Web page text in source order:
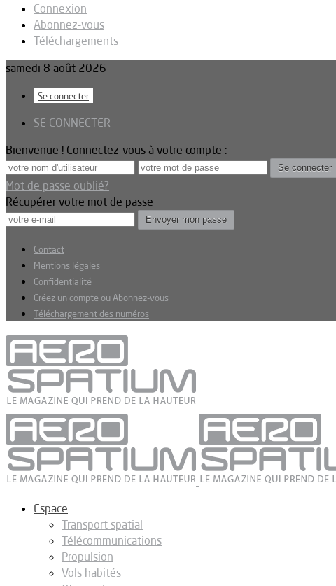
Connexion
Abonnez-vous
Téléchargements
samedi 8 août 2026
Se connecter
SE CONNECTER
Bienvenue ! Connectez-vous à votre compte :
Mot de passe oublié?
Récupérer votre mot de passe
Contact
Mentions légales
Confidentialité
Créez un compte ou Abonnez-vous
Téléchargement des numéros
Espace
Transport spatial
Télécommunications
Propulsion
Vols habités